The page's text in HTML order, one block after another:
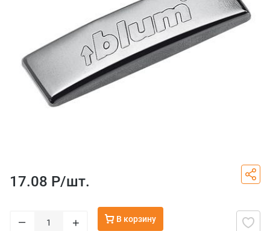
17.08 Р/шт.
– + В корзину